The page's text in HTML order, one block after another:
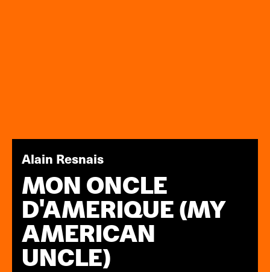
Alain Resnais
MON ONCLE
D'AMERIQUE (MY
AMERICAN
UNCLE)